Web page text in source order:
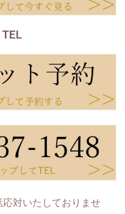
対いたしておりませ